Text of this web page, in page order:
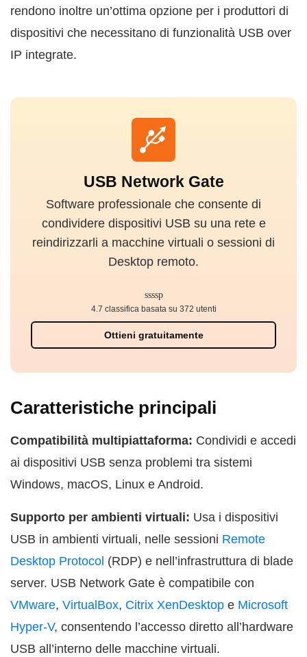
rendono inoltre un’ottima opzione per i produttori di
dispositivi che necessitano di funzionalità USB over
IP integrate.
USB Network Gate
Software professionale che consente di
condividere dispositivi USB su una rete e
reindirizzarli a macchine virtuali o sessioni di
Desktop remoto.
Ottieni gratuitamente
4.7 classifica basata su 372 utenti
Caratteristiche principali
Compatibilità multipiattaforma: Condividi e accedi
ai dispositivi USB senza problemi tra sistemi
Windows, macOS, Linux e Android.
Supporto per ambienti virtuali: Usa i dispositivi
USB in ambienti virtuali, nelle sessioni Remote
Desktop Protocol (RDP) e nell’infrastruttura di blade
server. USB Network Gate è compatibile con
VMware, VirtualBox, Citrix XenDesktop e Microsoft
Hyper-V, consentendo l’accesso diretto all’hardware
USB all’interno delle macchine virtuali.